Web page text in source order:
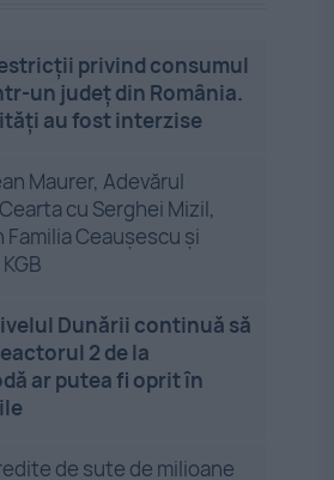
privind consumul
un județ din România.
au fost interzise
Maurer, Adevărul
cu Serghei Mizil,
Familia Ceaușescu și
Dunării continuă să
2 de la
ar putea fi oprit în
de sute de milioane